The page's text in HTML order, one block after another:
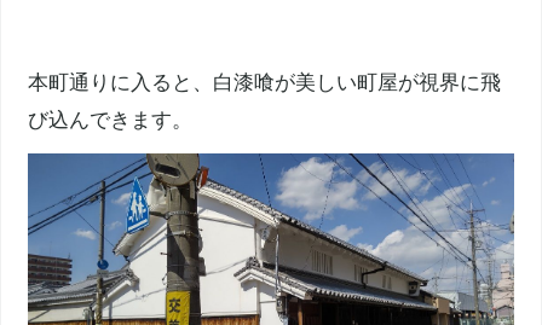
本町通りに入ると、白漆喰が美しい町屋が視界に飛
び込んできます。